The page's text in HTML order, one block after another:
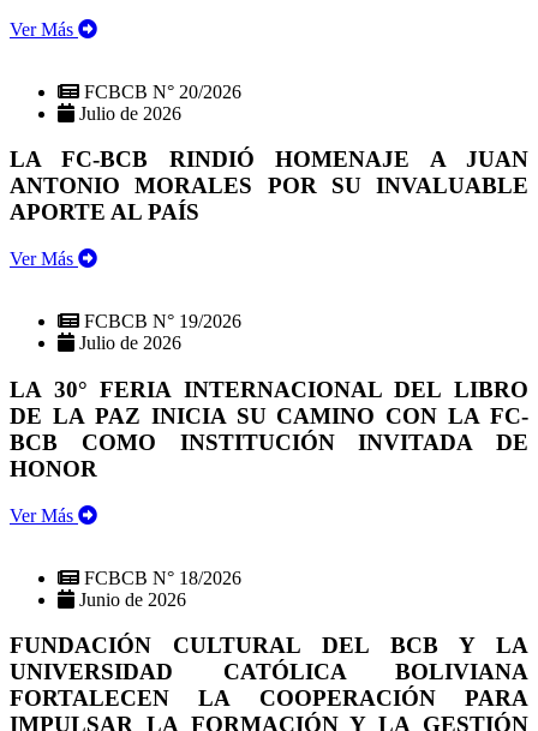
Ver Más
FCBCB N° 20/2026
Julio de 2026
LA FC-BCB RINDIÓ HOMENAJE A JUAN
ANTONIO MORALES POR SU INVALUABLE
APORTE AL PAÍS
Ver Más
FCBCB N° 19/2026
Julio de 2026
LA 30° FERIA INTERNACIONAL DEL LIBRO
DE LA PAZ INICIA SU CAMINO CON LA FC-
BCB COMO INSTITUCIÓN INVITADA DE
HONOR
Ver Más
FCBCB N° 18/2026
Junio de 2026
FUNDACIÓN CULTURAL DEL BCB Y LA
UNIVERSIDAD CATÓLICA BOLIVIANA
FORTALECEN LA COOPERACIÓN PARA
IMPULSAR LA FORMACIÓN Y LA GESTIÓN